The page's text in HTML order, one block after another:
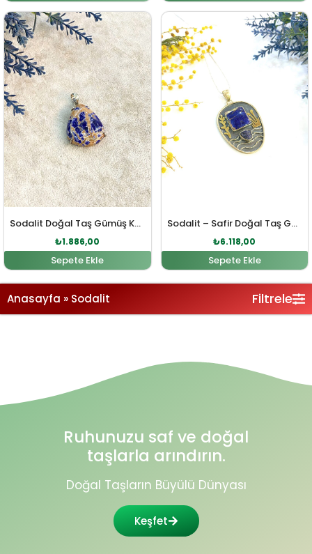
Sodalit Doğal Taş Gümüş Kolye Ucu
Orijinal fiyat: ₺2.074,00.
₺1.886,00
Şu andaki fiyat: ₺1.886,00.
Sepete Ekle
Sodalit – Safir Doğal Taş Gümüş Kolye Ucu
Orijinal fiyat:
₺6.118,00
Şu andaki
Sepete Ekle
Anasayfa » Sodalit Filtrele
Ruhunuzu saf ve doğal
taşlarla arındırın.
Doğal Taşların Büyülü Dünyası
Keşfet